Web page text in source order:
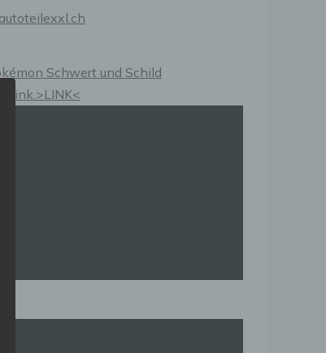
Schwert und Schild